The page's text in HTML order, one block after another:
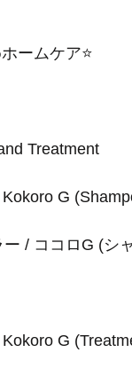
ームケア⭐️
Treatment
Kokoro G
/ ココロG (シ
Kokoro G